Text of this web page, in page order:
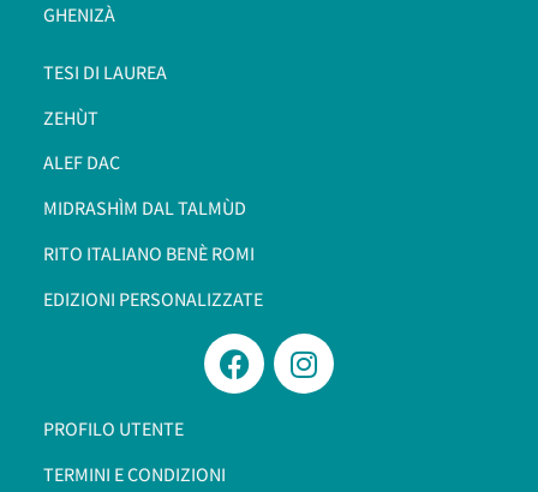
GHENIZÀ
TESI DI LAUREA
ZEHÙT
ALEF DAC
MIDRASHÌM DAL TALMÙD
RITO ITALIANO BENÈ ROMI​
EDIZIONI PERSONALIZZATE
PROFILO UTENTE
TERMINI E CONDIZIONI